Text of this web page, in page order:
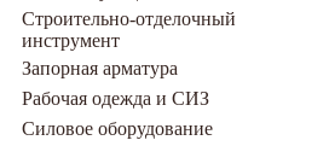
Строительно-отделочный
инструмент
Запорная арматура
Рабочая одежда и СИЗ
Силовое оборудование